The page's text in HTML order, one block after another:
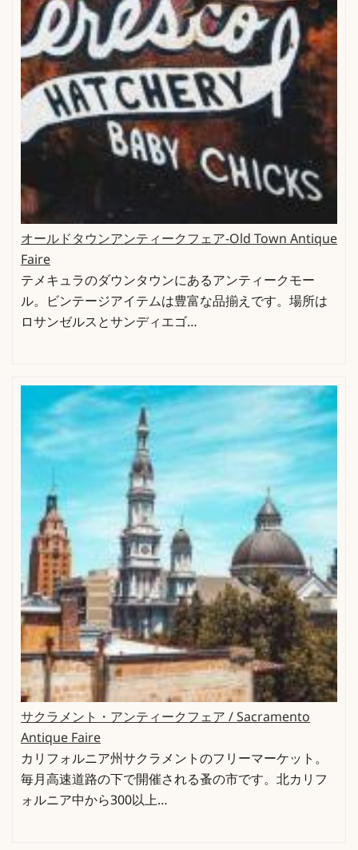
オールドタウンアンティークフェア-Old Town Antique
Faire
テメキュラのダウンタウンにあるアンティークモー
ル。ビンテージアイテムは豊富な品揃えです。場所は
ロサンゼルスとサンディエゴ…
サクラメント・アンティークフェア / Sacramento
Antique Faire
カリフォルニア州サクラメントのフリーマーケット。
毎月高速道路の下で開催される蚤の市です。北カリフ
ォルニア中から300以上…